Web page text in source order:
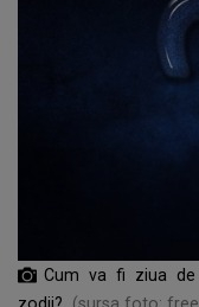
Cum va fi ziua